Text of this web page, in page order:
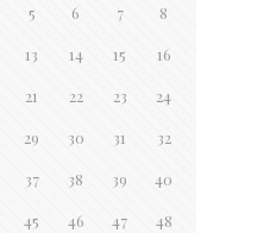
5 6 7 8
13 14 15 16
21 22 23 24
29 30 31 32
37 38 39 40
45 46 47 48